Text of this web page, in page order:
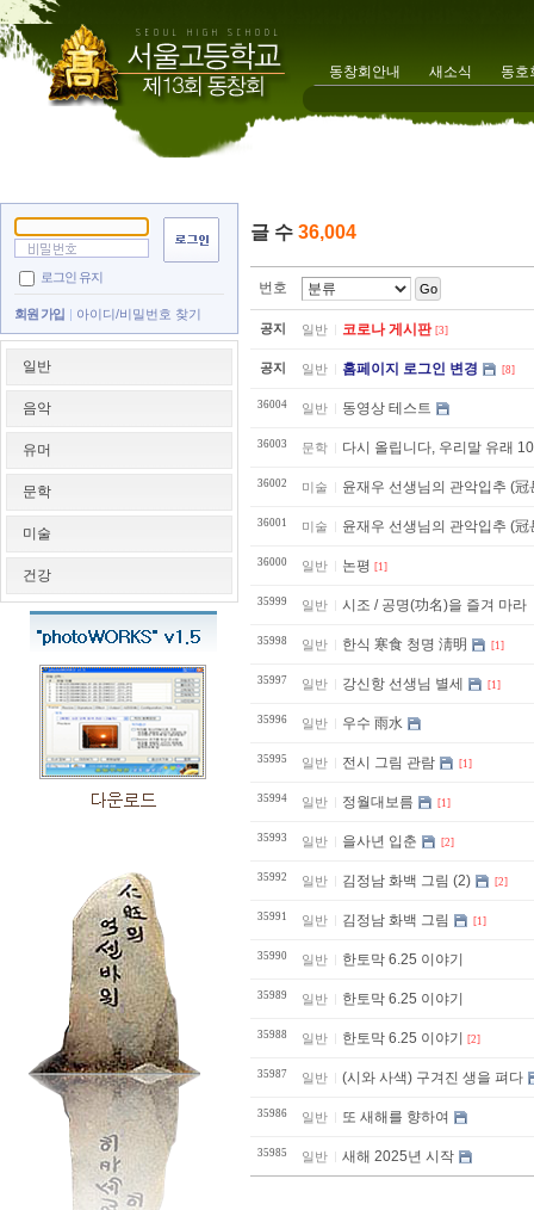
동창회안내 새소식 동호
로그인 유지
회원 가입 아이디/비밀번호 찾기
일반
음악
유머
문학
미술
건강
글 수 36,004
번호 Go
공지 일반 코로나 게시판 [3]
공지 일반 홈페이지 로그인 변경 [8]
36004 일반 동영상 테스트
36003 문학 다시 올립니다, 우리말 유래
36002 미술 윤재우 선생님의 관악입추 (冠
36001 미술 윤재우 선생님의 관악입추 (冠
36000 일반 논평 [1]
35999 일반 시조 / 공명(功名)을 즐겨 마라
35998 일반 한식 寒食 청명 淸明 [1]
35997 일반 강신항 선생님 별세 [1]
35996 일반 우수 雨水
35995 일반 전시 그림 관람 [1]
35994 일반 정월대보름 [1]
35993 일반 을사년 입춘 [2]
35992 일반 김정남 화백 그림 (2) [2]
35991 일반 김정남 화백 그림 [1]
35990 일반 한토막 6.25 이야기
35989 일반 한토막 6.25 이야기
35988 일반 한토막 6.25 이야기 [2]
35987 일반 (시와 사색) 구겨진 생을 펴다
35986 일반 또 새해를 향하여
35985 일반 새해 2025년 시작